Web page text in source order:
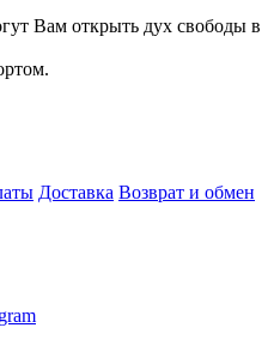
Вам открыть дух свободы в
Доставка Возврат и обмен